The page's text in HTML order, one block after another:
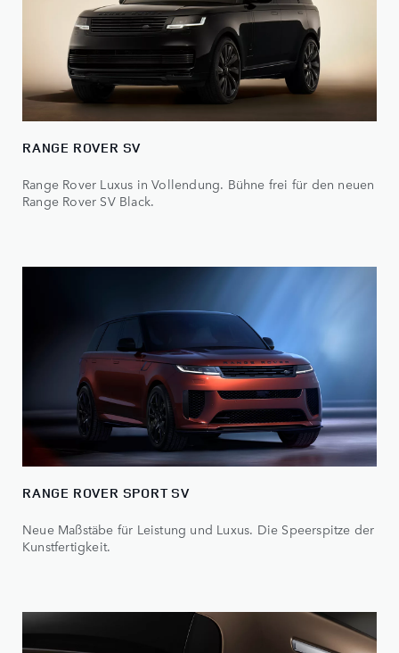
RANGE ROVER SV
Range Rover Luxus in Vollendung. Bühne frei für den neuen
Range Rover SV Black.
RANGE ROVER SPORT SV
Neue Maßstäbe für Leistung und Luxus. Die Speerspitze der
Kunstfertigkeit.